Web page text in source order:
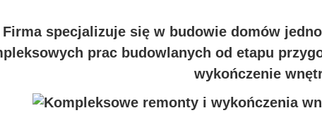
Firma specjalizuje się w budowie domów
prac budowlanych od etapu
wykończenie